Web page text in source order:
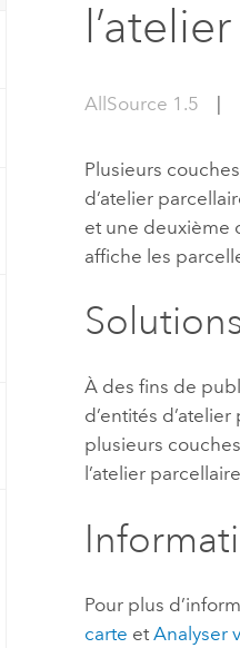
naturelles
Tous les secteurs d’activité
AllSource 1.5
Plusieurs
d’atelier
et une deuxième
affiche les
À des fins de
d’entités
plusieurs
l’atelier
Pour plus
carte etAnalyser